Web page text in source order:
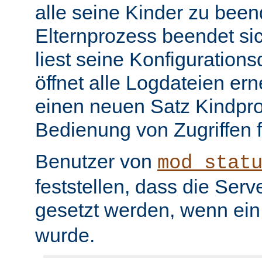
alle seine Kinder zu
Elternprozess beendet
liest seine
öffnet alle Logdateien
einen neuen Satz
Bedienung von Zugriffen
Benutzer von
feststellen, dass die
gesetzt werden, wenn
wurde.